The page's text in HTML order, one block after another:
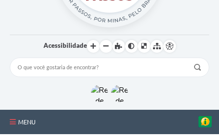
Acessibilidade
MENU